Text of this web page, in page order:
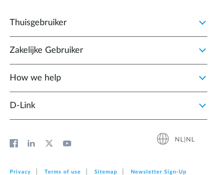
Thuisgebruiker
Zakelijke Gebruiker
How we help
D‑Link
NL|NL
Privacy Terms of use Sitemap Newsletter Sign‑Up